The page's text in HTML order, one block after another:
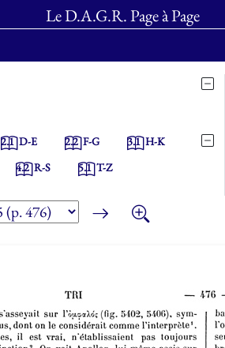
Le D.A.G.R. Page à Page
2.1D-E 2.2F-G 3.1H-K
4.2R-S 5.1T-Z